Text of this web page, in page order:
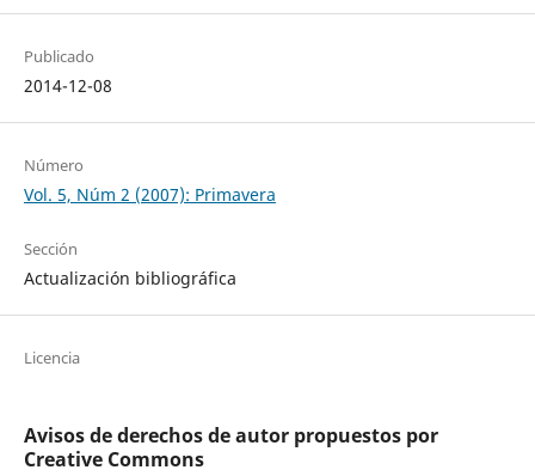
Publicado
2014-12-08
Número
Vol. 5, Núm 2 (2007): Primavera
Sección
Actualización bibliográfica
Licencia
Avisos de derechos de autor propuestos por
Creative Commons